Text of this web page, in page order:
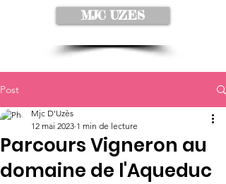
MJC UZES
Post
Parcours Vigneron au
domaine de l'Aqueduc
Mjc D'Uzès
12 mai 2023 1 min de lecture